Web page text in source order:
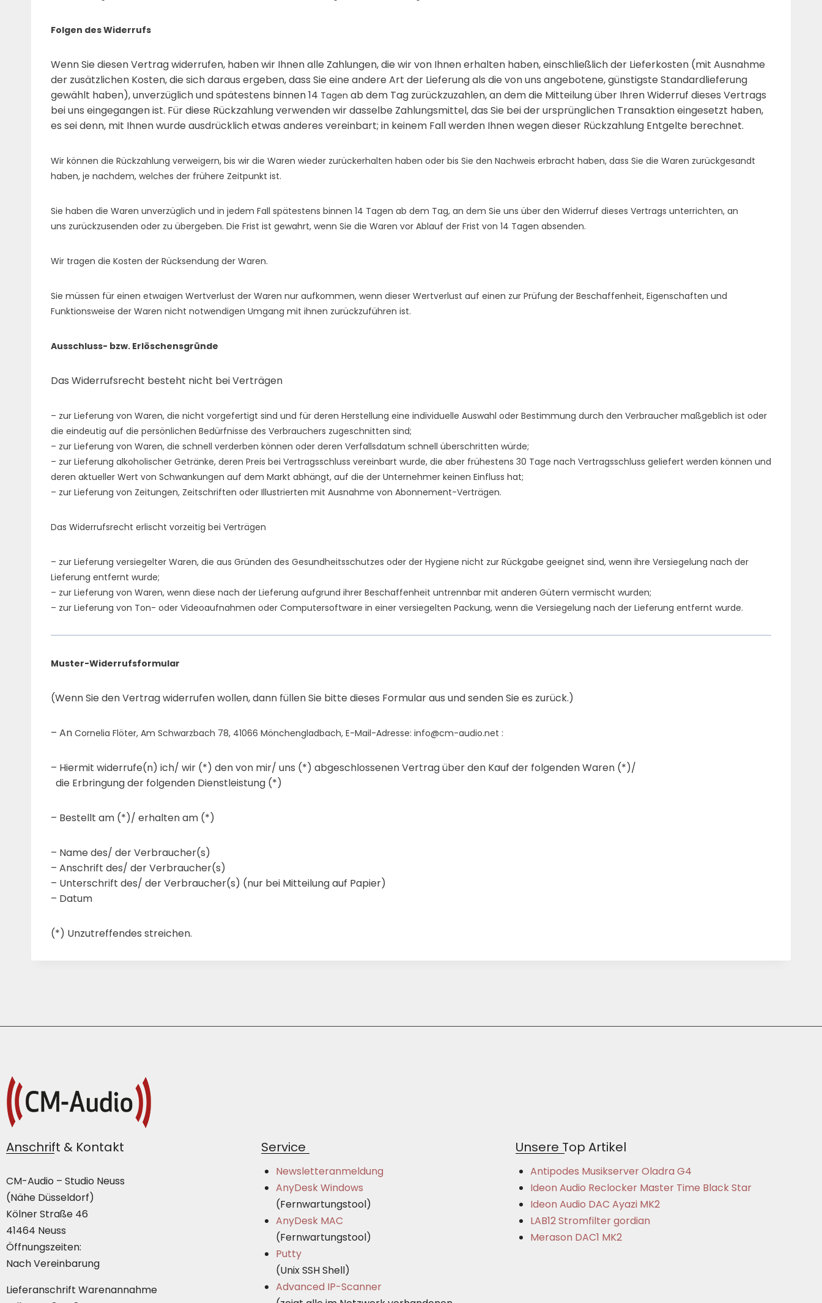
Folgen des Widerrufs
Wenn Sie diesen Vertrag widerrufen, haben wir Ihnen alle Zahlungen, die wir von Ihnen erhalten haben, einschließlich der Lieferkosten (mit Ausnahme
der zusätzlichen Kosten, die sich daraus ergeben, dass Sie eine andere Art der Lieferung als die von uns angebotene, günstigste Standardlieferung
gewählt haben), unverzüglich und spätestens binnen 14 Tagen ab dem Tag zurückzuzahlen, an dem die Mitteilung über Ihren Widerruf dieses Vertrags
bei uns eingegangen ist. Für diese Rückzahlung verwenden wir dasselbe Zahlungsmittel, das Sie bei der ursprünglichen Transaktion eingesetzt haben,
es sei denn, mit Ihnen wurde ausdrücklich etwas anderes vereinbart; in keinem Fall werden Ihnen wegen dieser Rückzahlung Entgelte berechnet.
Wir können die Rückzahlung verweigern, bis wir die Waren wieder zurückerhalten haben oder bis Sie den Nachweis erbracht haben, dass Sie die Waren zurückgesandt
haben, je nachdem, welches der frühere Zeitpunkt ist.
Sie haben die Waren unverzüglich und in jedem Fall spätestens binnen 14 Tagen ab dem Tag, an dem Sie uns über den Widerruf dieses Vertrags unterrichten, an
uns zurückzusenden oder zu übergeben. Die Frist ist gewahrt, wenn Sie die Waren vor Ablauf der Frist von 14 Tagen absenden.
Wir tragen die Kosten der Rücksendung der Waren.
Sie müssen für einen etwaigen Wertverlust der Waren nur aufkommen, wenn dieser Wertverlust auf einen zur Prüfung der Beschaffenheit, Eigenschaften und
Funktionsweise der Waren nicht notwendigen Umgang mit ihnen zurückzuführen ist.
Ausschluss- bzw. Erlöschensgründe
Das Widerrufsrecht besteht nicht bei Verträgen
– zur Lieferung von Waren, die nicht vorgefertigt sind und für deren Herstellung eine individuelle Auswahl oder Bestimmung durch den Verbraucher maßgeblich ist oder
die eindeutig auf die persönlichen Bedürfnisse des Verbrauchers zugeschnitten sind;
– zur Lieferung von Waren, die schnell verderben können oder deren Verfallsdatum schnell überschritten würde;
– zur Lieferung alkoholischer Getränke, deren Preis bei Vertragsschluss vereinbart wurde, die aber frühestens 30 Tage nach Vertragsschluss geliefert werden können und
deren aktueller Wert von Schwankungen auf dem Markt abhängt, auf die der Unternehmer keinen Einfluss hat;
– zur Lieferung von Zeitungen, Zeitschriften oder Illustrierten mit Ausnahme von Abonnement-Verträgen.
Das Widerrufsrecht erlischt vorzeitig bei Verträgen
– zur Lieferung versiegelter Waren, die aus Gründen des Gesundheitsschutzes oder der Hygiene nicht zur Rückgabe geeignet sind, wenn ihre Versiegelung nach der
Lieferung entfernt wurde;
– zur Lieferung von Waren, wenn diese nach der Lieferung aufgrund ihrer Beschaffenheit untrennbar mit anderen Gütern vermischt wurden;
– zur Lieferung von Ton- oder Videoaufnahmen oder Computersoftware in einer versiegelten Packung, wenn die Versiegelung nach der Lieferung entfernt wurde.
Muster-Widerrufsformular
(Wenn Sie den Vertrag widerrufen wollen, dann füllen Sie bitte dieses Formular aus und senden Sie es zurück.)
– An Cornelia Flöter, Am Schwarzbach 78, 41066 Mönchengladbach, E-Mail-Adresse: info@cm-audio.net :
– Hiermit widerrufe(n) ich/ wir (*) den von mir/ uns (*) abgeschlossenen Vertrag über den Kauf der folgenden Waren (*)/
die Erbringung der folgenden Dienstleistung (*)
– Bestellt am (*)/ erhalten am (*)
– Name des/ der Verbraucher(s)
– Anschrift des/ der Verbraucher(s)
– Unterschrift des/ der Verbraucher(s) (nur bei Mitteilung auf Papier)
– Datum
(*) Unzutreffendes streichen.
Anschrift & Kontakt
CM-Audio – Studio Neuss
(Nähe Düsseldorf)
Kölner Straße 46
41464 Neuss
Öffnungszeiten:
Nach Vereinbarung
Lieferanschrift Warenannahme
Service
Newsletteranmeldung
AnyDesk Windows
(Fernwartungstool)
AnyDesk MAC
(Fernwartungstool)
Putty
(Unix SSH Shell)
Advanced IP-Scanner
Unsere Top Artikel
Antipodes Musikserver Oladra G4
Ideon Audio Reclocker Master Time Black Star
Ideon Audio DAC Ayazi MK2
LAB12 Stromfilter gordian
Merason DAC1 MK2